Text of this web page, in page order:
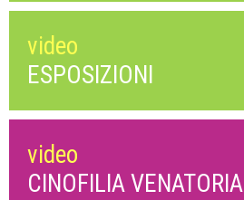
video
ESPOSIZIONI
video
CINOFILIA VENATORIA